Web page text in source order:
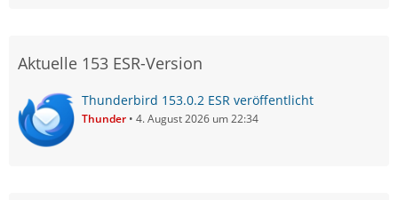
Aktuelle 153 ESR-Version
Thunderbird 153.0.2 ESR veröffentlicht
Thunder 4. August 2026 um 22:34